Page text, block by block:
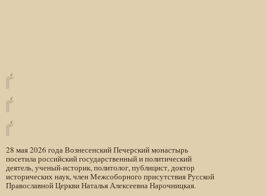
28 мая 2026 года Вознесенский Печерский монастырь
посетила российский государственный и политический
деятель, ученый-историк, политолог, публицист, доктор
исторических наук, член Межсоборного присутствия Русской
Православной Церкви Наталья Алексеевна Нарочницкая.